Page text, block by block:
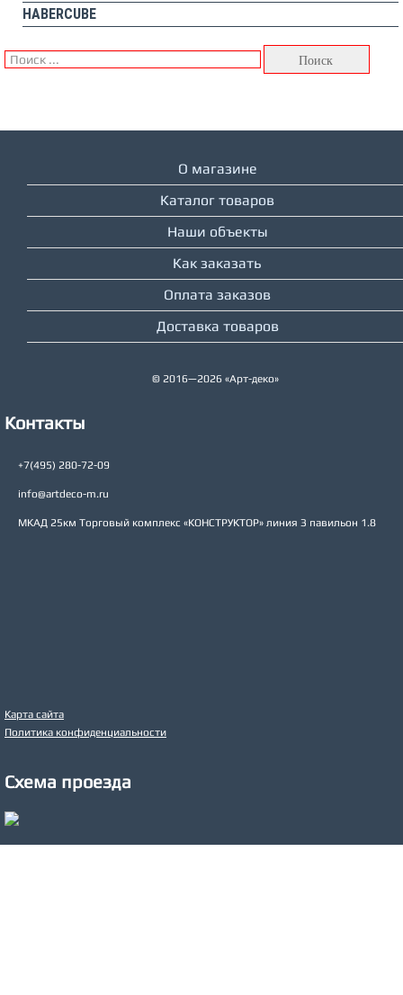
HABERCUBE
О магазине
Каталог товаров
Наши объекты
Как заказать
Оплата заказов
Доставка товаров
© 2016—2026 «Арт-деко»
Контакты
+7(495) 280-72-09
info@artdeco-m.ru
МКАД 25км Торговый комплекс «КОНСТРУКТОР» линия З павильон 1.8
Карта сайта
Политика конфиденциальности
Схема проезда